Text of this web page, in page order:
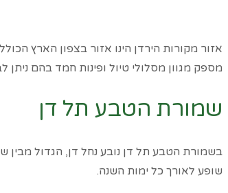
אזור מקורות הירדן הינו אזור בצפון הארץ
מספק מגוון מסלולי טיול ופינות חמד בהם ניתן
שמורת הטבע תל דן
בשמורת הטבע תל דן נובע נחל דן, הגדול מבין
שופע לאורך כל ימות השנה.